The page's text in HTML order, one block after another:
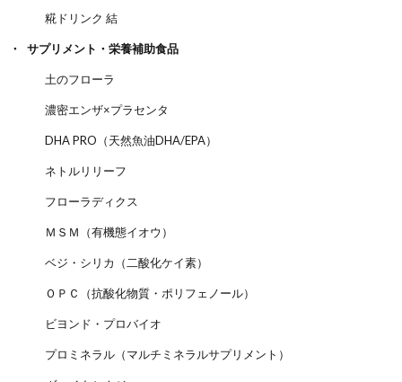
糀ドリンク 結
サプリメント・栄養補助食品
土のフローラ
濃密エンザ×プラセンタ
DHA PRO（天然魚油DHA/EPA）
ネトルリリーフ
フローラディクス
ＭＳＭ（有機態イオウ）
ベジ・シリカ（二酸化ケイ素）
ＯＰＣ（抗酸化物質・ポリフェノール）
ビヨンド・プロバイオ
プロミネラル（マルチミネラルサプリメント）